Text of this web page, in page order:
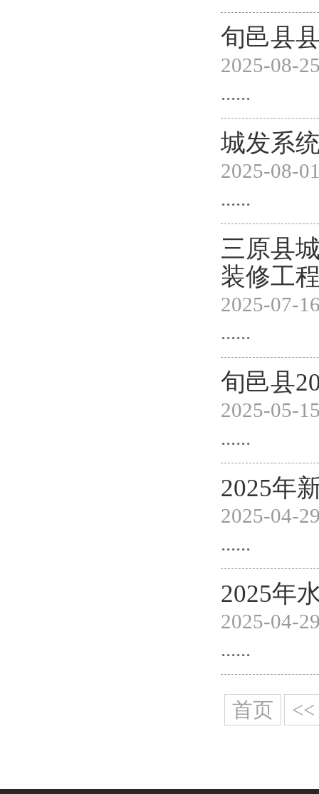
旬邑县
2025-08-
......
城发系
2025-08-
......
三原县
装修工
2025-07-
......
旬邑县
2025-05-
......
2025年
2025-04-
......
2025年
2025-04-
......
首页